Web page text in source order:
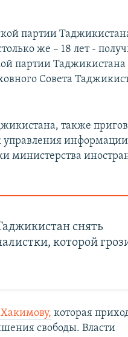
партии
же – 18 лет -
партии Таджикистана
Совета
также
министерства
снять
которой
которая
свободы. Власти